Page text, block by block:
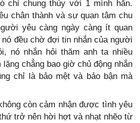
chỉ chung thủy với 1 mình hắn.
chân thành và sự quan tâm chu
yêu càng ngày càng ít quan
đều chờ đợi tin nhắn của người
nó nhắn hỏi thăm anh ta nhiều
chẳng bao giờ chủ động nhắn
chỉ là bảo mệt và bảo bận mà
còn cảm nhận được tình yêu
trở nên hời hợt và nhạt nhẽo từ